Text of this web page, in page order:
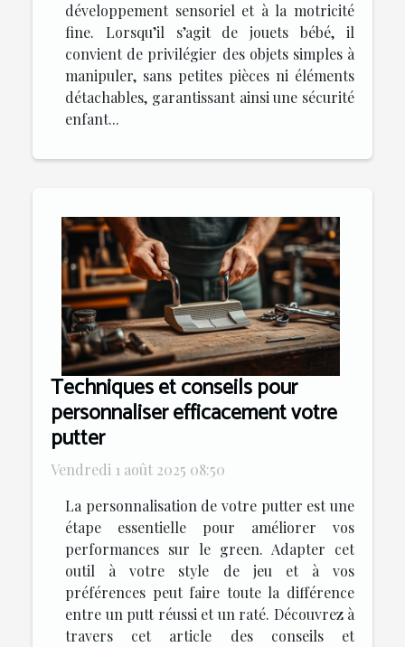
développement sensoriel et à la motricité
fine. Lorsqu’il s’agit de jouets bébé, il
convient de privilégier des objets simples à
manipuler, sans petites pièces ni éléments
détachables, garantissant ainsi une sécurité
enfant...
Techniques et conseils pour
personnaliser efficacement votre
putter
Vendredi 1 août 2025 08:50
La personnalisation de votre putter est une
étape essentielle pour améliorer vos
performances sur le green. Adapter cet
outil à votre style de jeu et à vos
préférences peut faire toute la différence
entre un putt réussi et un raté. Découvrez à
travers cet article des conseils et